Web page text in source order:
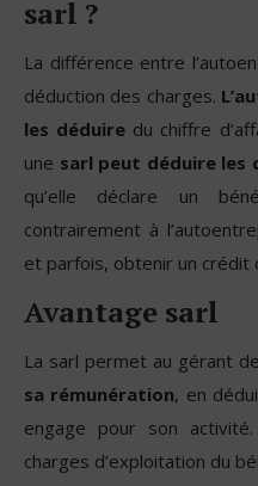
sarl ?
La différence entre
déduction des charges.
les déduire du chiffre
une sarl peut déduire les
qu’elle déclare un
contrairement à
et parfois, obtenir un crédit
Avantage sarl
La sarl permet au gérant de
sa rémunération, en
engage pour son
charges d’exploitation du